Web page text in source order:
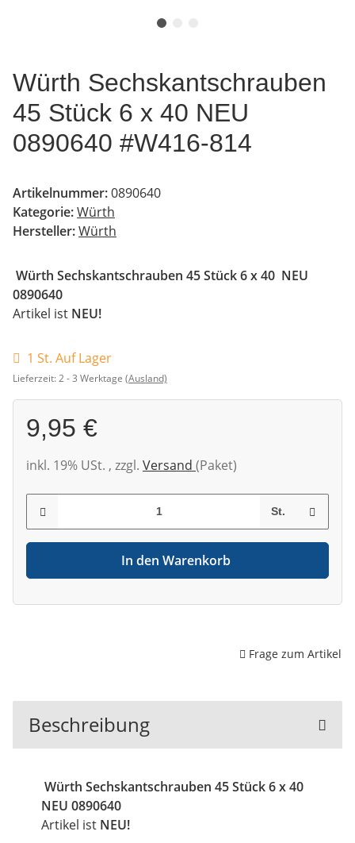
Würth Sechskantschrauben
45 Stück 6 x 40 NEU
0890640 #W416-814
Artikelnummer:0890640
Kategorie:Würth
Hersteller:Würth
Würth Sechskantschrauben 45 Stück 6 x 40 NEU
0890640
Artikel ist NEU!
1 St. Auf Lager
Lieferzeit:2 - 3 Werktage (Ausland)
9,95 €
inkl. 19% USt. , zzgl. Versand (Paket)
St.
In den Warenkorb
Frage zum Artikel
Beschreibung
Würth Sechskantschrauben 45 Stück 6 x 40
NEU 0890640
Artikel ist NEU!